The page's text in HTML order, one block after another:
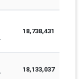
18,738,431
18,133,037